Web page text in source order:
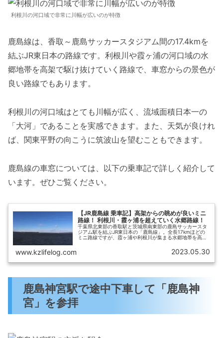
利根川の河口域で非常に川幅が広いのが特徴
鹿島線は、香取～鹿島サッカースタジアム間の17.4kmを
結ぶJR東日本の路線です。利根川や霞ヶ浦の河口域の水
郷地帯を高架で駆け抜けていく路線で、車窓からの景色が
良い路線でもあります。
利根川の河口域はとても川幅が広く、流域面積日本一の
「大河」であることを実感できます。また、天気が良けれ
ば、関東平野の向こうに筑波山を望むこともできます。
鹿島線の車窓については、以下の乗車記で詳しく紹介して
います。ぜひご覧ください。
【JR鹿島線 乗車記】高架からの眺めが良いミニ
路線！ 利根川・霞ヶ浦を超えていく水郷路線！
千葉県北東部の香取駅と茨城県南東部の鹿島サッカースタ
ジアム駅を結ぶJR東日本の「鹿島線」。全長17kmほどの
ミニ路線ですが、霞ヶ浦や利根川が集まる水郷地帯を高架
島線の乗車記に加えて、鹿島線へのアクセス方法、沿線の
www.kzlifelog.com 2023.05.30
鹿島神宮駅で途中下車して「鹿島神
宮」を参拝